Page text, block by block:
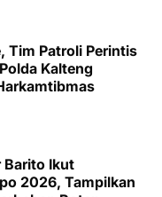
Tim Patroli Perintis
Kalteng
Barito Ikut
2026, Tampilkan